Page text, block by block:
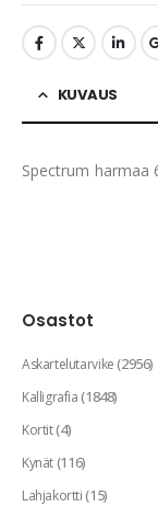
KUVAUS
Spectrum harmaa
Osastot
Askartelutarvike(2956)
Kalligrafia(1848)
Kortit(4)
Kynät(116)
Lahjakortti(15)